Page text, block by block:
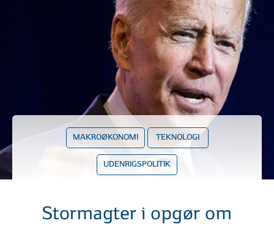
MAKROØKONOMI TEKNOLOGI
UDENRIGSPOLITIK
Stormagter i opgør om